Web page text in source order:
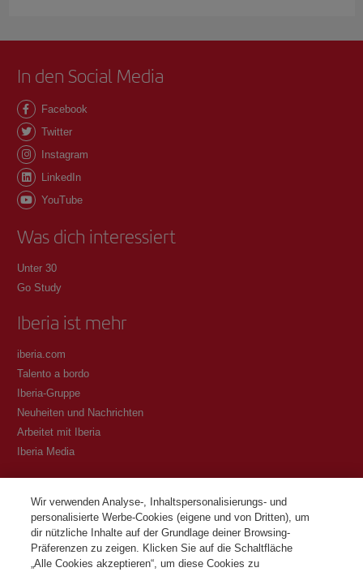
In den Social Media
Facebook
Twitter
Instagram
LinkedIn
YouTube
Was dich interessiert
Unter 30
Go Study
Iberia ist mehr
iberia.com
Talento a bordo
Iberia-Gruppe
Neuheiten und Nachrichten
Arbeitet mit Iberia
Iberia Media
Allgemeine Geschäftsbedingungen des Iberia Club Programms
Bedingungen für die Registrierung auf iberia.com
Richtlinien zum Schutz personenbezogener Daten
Wir verwenden Analyse-, Inhaltspersonalisierungs- und
personalisierte Werbe-Cookies (eigene und von Dritten), um
dir nützliche Inhalte auf der Grundlage deiner Browsing-
Präferenzen zu zeigen. Klicken Sie auf die Schaltfläche
„Alle Cookies akzeptieren“, um diese Cookies zu